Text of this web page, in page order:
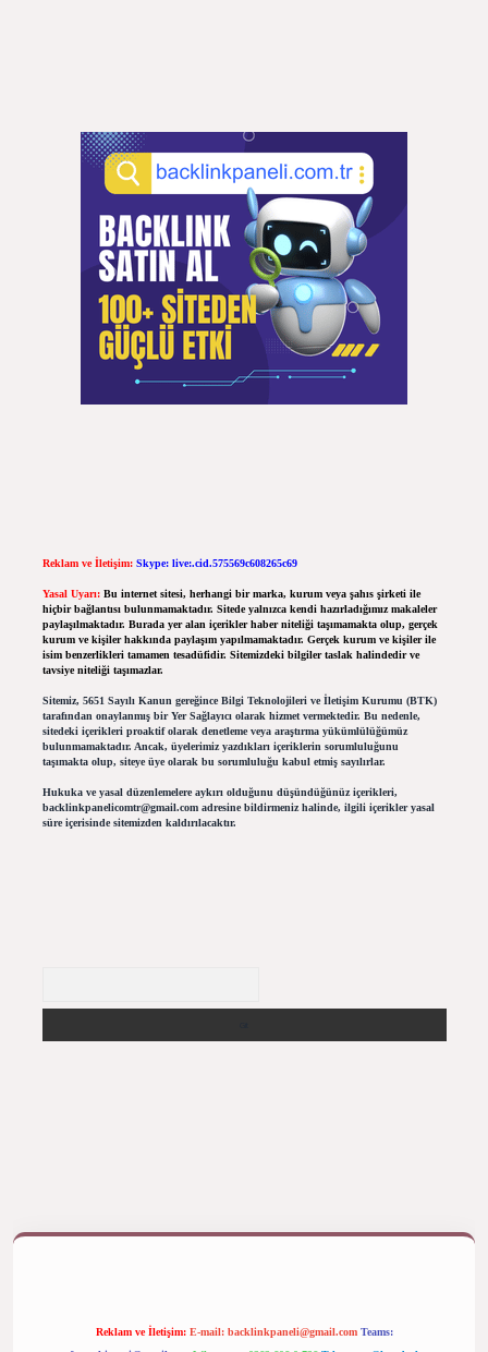
Reklam ve İletişim: Skype: live:.cid.575569c608265c69
Yasal Uyarı: Bu internet sitesi, herhangi bir marka, kurum veya şahıs şirketi ile
hiçbir bağlantısı bulunmamaktadır. Sitede yalnızca kendi hazırladığımız makaleler
paylaşılmaktadır. Burada yer alan içerikler haber niteliği taşımamakta olup, gerçek
kurum ve kişiler hakkında paylaşım yapılmamaktadır. Gerçek kurum ve kişiler ile
isim benzerlikleri tamamen tesadüfidir. Sitemizdeki bilgiler taslak halindedir ve
tavsiye niteliği taşımazlar.
Sitemiz, 5651 Sayılı Kanun gereğince Bilgi Teknolojileri ve İletişim Kurumu (BTK)
tarafından onaylanmış bir Yer Sağlayıcı olarak hizmet vermektedir. Bu nedenle,
sitedeki içerikleri proaktif olarak denetleme veya araştırma yükümlülüğümüz
bulunmamaktadır. Ancak, üyelerimiz yazdıkları içeriklerin sorumluluğunu
taşımakta olup, siteye üye olarak bu sorumluluğu kabul etmiş sayılırlar.
Hukuka ve yasal düzenlemelere aykırı olduğunu düşündüğünüz içerikleri,
backlinkpanelicomtr@gmail.comadresine bildirmeniz halinde, ilgili içerikler yasal
süre içerisinde sitemizden kaldırılacaktır.
Reklam ve İletişim: E-mail: backlinkpaneli@gmail.com Teams: